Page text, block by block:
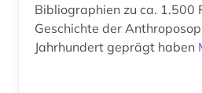
evangelienbücher (1)
Bibliographien zu ca. 1.500
Geschichte der
Jahrhundert geprägt haben